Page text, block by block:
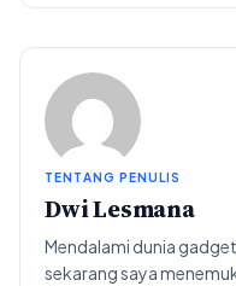
TENTANG PENULIS
Dwi Lesmana
Mendalami dunia
sekarang saya